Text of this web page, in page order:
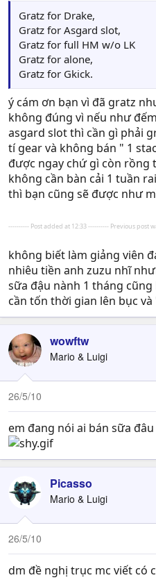
Gratz for Drake,
Gratz for Asgard slot,
Gratz for full HM w/o LK
Gratz for alone,
Gratz for Gkick.
ý cám ơn bạn vì đã gratz
không đúng vì nếu như
asgard slot thì cần gì phải
tí gear và không bán " 1
được ngay chứ gì còn rồng
không cần bàn cải 1 tuần
thì bạn cũng sẽ được như
---------- Post added at 12:33 ---------- Previous post
không biết làm giảng viên
nhiêu tiền anh zuzu nhĩ
sữa đậu nành 1 tháng
cần tốn thời gian lên bục
wowftw
Mario & Luigi
26/5/10
em đang nói ai bán sữa
Picasso
Mario & Luigi
26/5/10
dm đề nghị trục mc viết có